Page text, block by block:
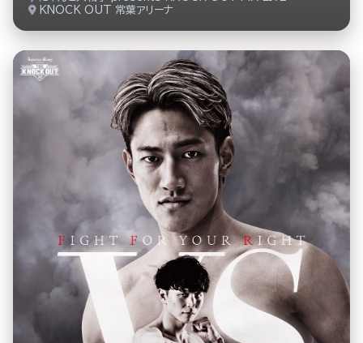
KNOCK OUT 常葉アリーナ